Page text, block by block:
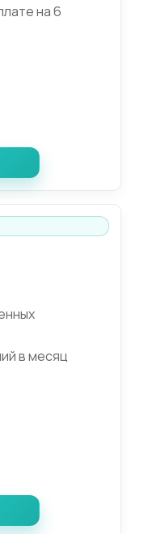
на 6
в месяц